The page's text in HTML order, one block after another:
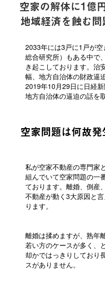
空家の解体に1億
地域経済を蝕む問
2033年には3戸に1戸が
総合研究所）もある中で
き起こしております。治
幅、地方自治体の財政逼
2019年10月29日に日経
地方自治体の逼迫の話を
空家問題は何故発
私が空家不動産の専門家
組んでいて空家問題の一
ております。離婚、倒産
不動産が動く3大原因と
ります。
離婚は揉めますが、熟年
若い方のケースが多く、
却かではっきりしており
スがありません。